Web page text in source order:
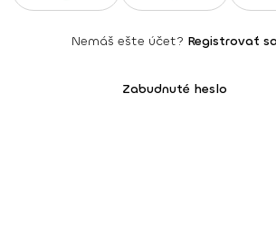
Nemáš ešte účet? Registrovať
Zabudnuté heslo